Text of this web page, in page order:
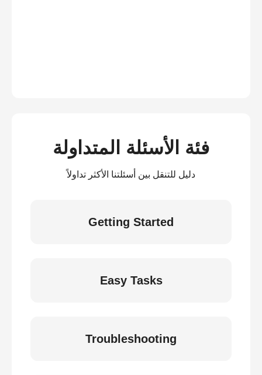
فئة الأسئلة المتداولة
دليل للتنقل بين أسئلتنا الأكثر تداولاً
Getting Started
Easy Tasks
Troubleshooting